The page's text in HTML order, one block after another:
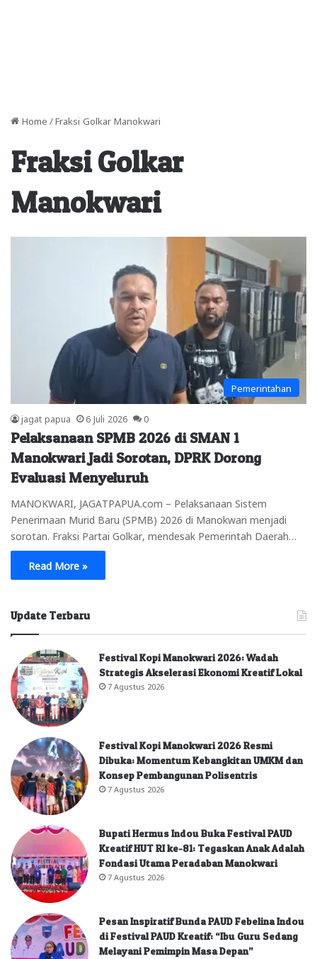
Home / Fraksi Golkar Manokwari
Fraksi Golkar
Manokwari
Pemerintahan
jagat papua 6 Juli 2026 0
Pelaksanaan SPMB 2026 di SMAN 1
Manokwari Jadi Sorotan, DPRK Dorong
Evaluasi Menyeluruh
MANOKWARI, JAGATPAPUA.com – Pelaksanaan Sistem
Penerimaan Murid Baru (SPMB) 2026 di Manokwari menjadi
sorotan. Fraksi Partai Golkar, mendesak Pemerintah Daerah…
Read More »
Update Terbaru
Festival Kopi Manokwari 2026: Wadah
Strategis Akselerasi Ekonomi Kreatif Lokal
7 Agustus 2026
Festival Kopi Manokwari 2026 Resmi
Dibuka: Momentum Kebangkitan UMKM dan
Konsep Pembangunan Polisentris
7 Agustus 2026
Bupati Hermus Indou Buka Festival PAUD
Kreatif HUT RI ke-81: Tegaskan Anak Adalah
Fondasi Utama Peradaban Manokwari
7 Agustus 2026
Pesan Inspiratif Bunda PAUD Febelina Indou
di Festival PAUD Kreatif: “Ibu Guru Sedang
Melayani Pemimpin Masa Depan”